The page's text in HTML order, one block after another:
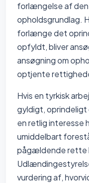
forlængelse af
opholdsgrundlag.
forlænge det
opfyldt, bliver
ansøgning om
optjente
Hvis en tyrkisk
gyldigt, oprindeligt
en retlig interesse
umiddelbart
pågældende rette
vurdering af,